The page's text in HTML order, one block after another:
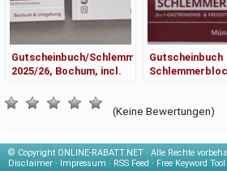
Gutscheinbuch/Schlemmerblock
2025/26, Bochum, incl.
Gutscheinbuch
(Keine Bewertungen)
© Copyright ONLINE-RABATT.NET · Alle Rechte
Disclaimer · Impressum · RSS Feed · Free Keyword Tool